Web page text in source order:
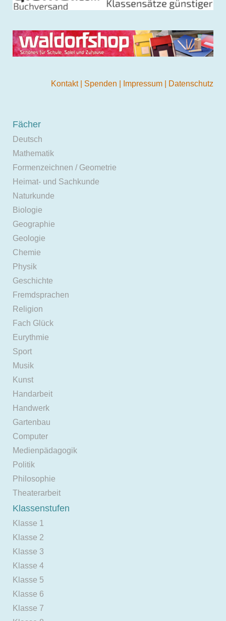
Kontakt Spenden Impressum Datenschutz
Fächer
Deutsch
Mathematik
Formenzeichnen / Geometrie
Heimat- und Sachkunde
Naturkunde
Biologie
Geographie
Geologie
Chemie
Physik
Geschichte
Fremdsprachen
Religion
Fach Glück
Eurythmie
Sport
Musik
Kunst
Handarbeit
Handwerk
Gartenbau
Computer
Medienpädagogik
Politik
Philosophie
Theaterarbeit
Klassenstufen
Klasse 1
Klasse 2
Klasse 3
Klasse 4
Klasse 5
Klasse 6
Klasse 7